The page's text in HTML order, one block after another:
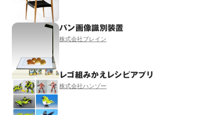
パン画像識別装置
株式会社ブレイン
レゴ組みかえレシピアプリ
株式会社ハンゾー